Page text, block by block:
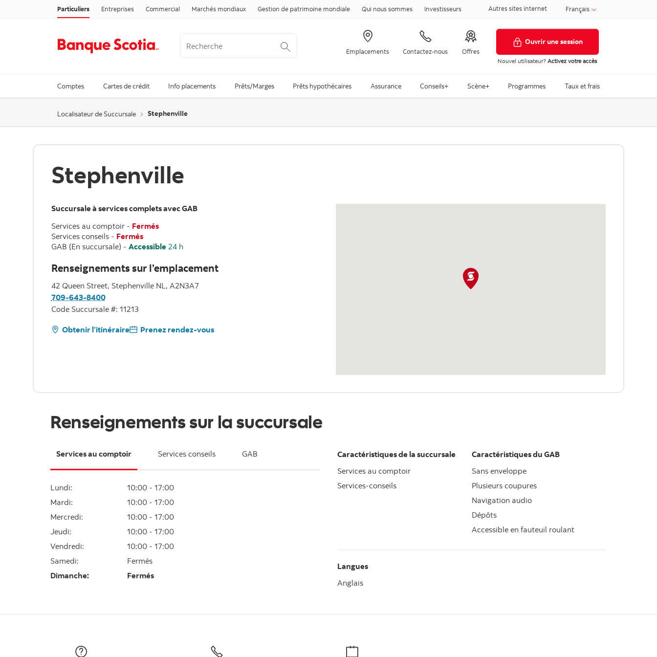
Passer au contenu
Particuliers Entreprises Commercial Marchés mondiaux Gestion de patrimoine mondiale Qui nous sommes Investisseurs Autres sites internet Français
Emplacements Contactez-nous Offres
Ouvrir une session
Nouvel utilisateur?Activez votre accès
Comptes Cartes de crédit Info placements Prêts/Marges Prêts hypothécaires Assurance Conseils+ Scène+ Programmes Taux et frais
Localisateur de Succursale Stephenville
Stephenville
Succursale à services complets avec GAB
Services au comptoir- Fermés
Services conseils- Fermés
GAB (En succursale) - Accessible 24 h
Renseignements sur l’emplacement
42 Queen Street, Stephenville NL, A2N3A7
709-643-8400
Code Succursale #: 11213
Obtenir l’itinéraire Prenez rendez-vous
Renseignements sur la succursale
Services au comptoir Services conseils GAB
Lundi:
10:00 - 17:00
Mardi:
10:00 - 17:00
Mercredi:
10:00 - 17:00
Jeudi:
10:00 - 17:00
Vendredi:
10:00 - 17:00
Samedi:
Fermés
Dimanche: Fermés
Caractéristiques de la succursale
Services au comptoir
Services-conseils
Caractéristiques du GAB
Sans enveloppe
Plusieurs coupures
Navigation audio
Dépôts
Accessible en fauteuil roulant
Langues
Anglais